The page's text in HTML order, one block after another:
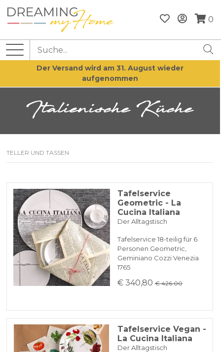
0
Der Versand wird am 31. August wieder
aufgenommen
Italienische Küche
TELLER UND TASSEN
Tafelservice
Geometric - La
Cucina Italiana
Der Alltagstisch
Tafelservice 18-teilig für 6
Personen Geometric,
Geminiano Cozzi Venezia
1765
€ 340,80 € 426.00
Tafelservice Vegan -
La Cucina Italiana
Der Alltagstisch